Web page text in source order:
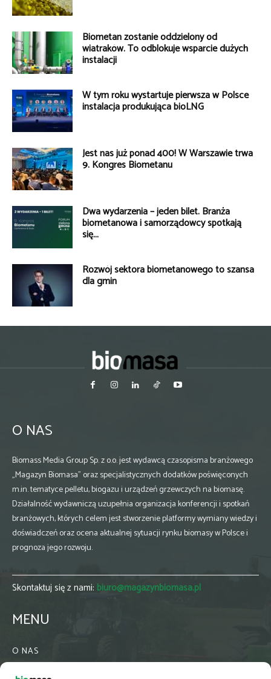
Biometan zostanie oddzielony od
wiatraków. To odblokuje wsparcie dużych
instalacji
W tym roku wystartuje pierwsza w Polsce
instalacja produkująca bioLNG
Jest nas już ponad 400! W Warszawie trwa
9. Kongres Biometanu
Dwa wydarzenia – jeden bilet. Branża
biometanowa i samorządowcy spotkają
się...
Rozwój sektora biometanowego to szansa
dla gmin
O NAS
Biomass Media Group Sp. z o.o. jest wydawcą czasopisma branżowego
„Magazyn Biomasa” oraz specjalistycznych dodatków poświęconych
m.in. tematyce pelletu, biogazu i urządzeń grzewczych na biomasę.
Działalność wydawniczą uzupełnia organizacja konferencji i spotkań
branżowych, których celem jest stworzenie platformy wymiany wiedzy i
doświadczeń oraz ocena aktualnej sytuacji rynku biomasy w Polsce i
prognoza jego rozwoju.
Skontaktuj się z nami: biuro@magazynbiomasa.pl
MENU
O NAS